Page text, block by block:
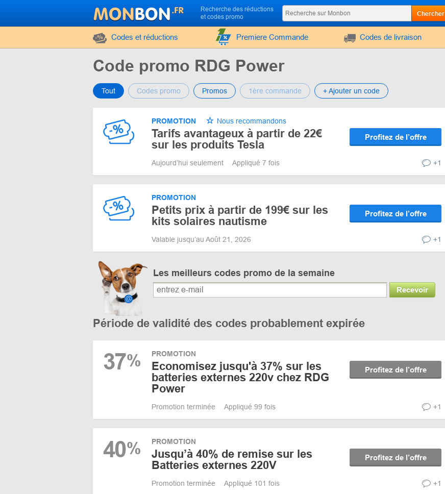
Recherche des réductions
et codes promo
Chercher
Codes et réductions Premiere Commande Codes de livraison
Code promo RDG Power
Tout Codes promo Promos 1ère commande + Ajouter un code
PROMOTION Nous recommandons
Tarifs avantageux à partir de 22€
sur les produits Tesla
Profitez de l’offre
Aujourd’hui seulement Appliqué 7 fois +1
PROMOTION
Petits prix à partir de 199€ sur les
kits solaires nautisme
Profitez de l’offre
Valable jusqu’au Août 21, 2026 +1
Les meilleurs codes promo de la semaine
Recevoir
Période de validité des codes probablement expirée
37% PROMOTION
Economisez jusqu'à 37% sur les
batteries externes 220v chez RDG
Power
Profitez de l’offre
Promotion terminée Appliqué 99 fois +1
40% PROMOTION
Jusqu’à 40% de remise sur les
Batteries externes 220V
Profitez de l’offre
Promotion terminée Appliqué 101 fois +1